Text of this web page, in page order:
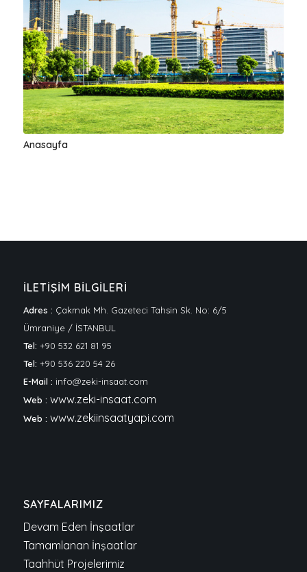
Anasayfa
İLETİŞİM BİLGİLERİ
Adres : Çakmak Mh. Gazeteci Tahsin Sk. No: 6/5
Ümraniye / İSTANBUL
Tel: +90 532 621 81 95
Tel: +90 536 220 54 26
E-Mail : info@zeki-insaat.com
Web : www.zeki-insaat.com
Web : www.zekiinsaatyapi.com
SAYFALARIMIZ
Devam Eden İnşaatlar
Tamamlanan İnşaatlar
Taahhüt Projelerimiz